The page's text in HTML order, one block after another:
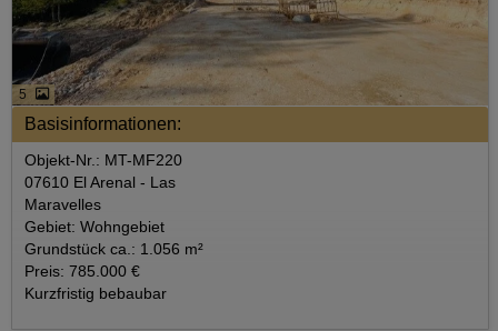
5
Basisinformationen:
Objekt-Nr.: MT-MF220
07610 El Arenal - Las
Maravelles
Gebiet: Wohngebiet
Grundstück ca.: 1.056 m²
Preis: 785.000 €
Kurzfristig bebaubar